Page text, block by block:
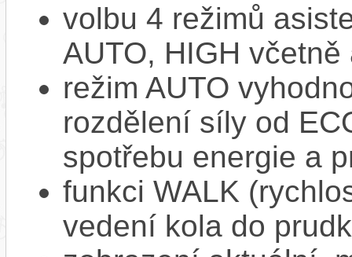
volbu 4 režimů
AUTO, HIGH
režim AUTO
rozdělení síly od
spotřebu energie a
funkci WALK
vedení kola do